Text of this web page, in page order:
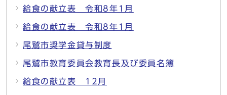
給食の献立表 令和8年1月
給食の献立表 令和8年1月
尾鷲市奨学金貸与制度
尾鷲市教育委員会教育長及び委員名簿
給食の献立表 12月